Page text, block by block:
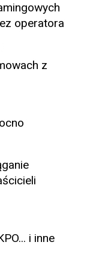
operatora
z
i inne